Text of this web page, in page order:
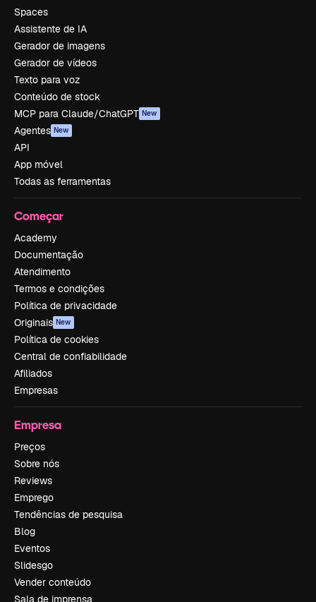
Spaces
Assistente de IA
Gerador de imagens
Gerador de vídeos
Texto para voz
Conteúdo de stock
MCP para Claude/ChatGPT New
Agentes New
API
App móvel
Todas as ferramentas
Começar
Academy
Documentação
Atendimento
Termos e condições
Política de privacidade
Originais New
Política de cookies
Central de confiabilidade
Afiliados
Empresas
Empresa
Preços
Sobre nós
Reviews
Emprego
Tendências de pesquisa
Blog
Eventos
Slidesgo
Vender conteúdo
Sala de imprensa